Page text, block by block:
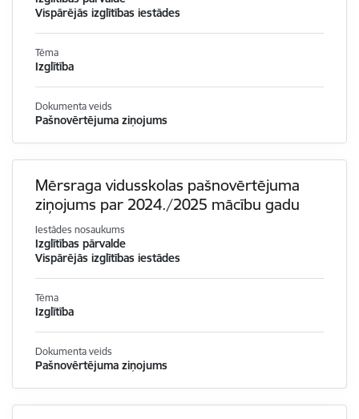
Vispārējās izglītības iestādes
Tēma
Izglītība
Dokumenta veids
Pašnovērtējuma ziņojums
Mērsraga vidusskolas pašnovērtējuma
ziņojums par 2024./2025 mācību gadu
Iestādes nosaukums
Izglītības pārvalde
Vispārējās izglītības iestādes
Tēma
Izglītība
Dokumenta veids
Pašnovērtējuma ziņojums